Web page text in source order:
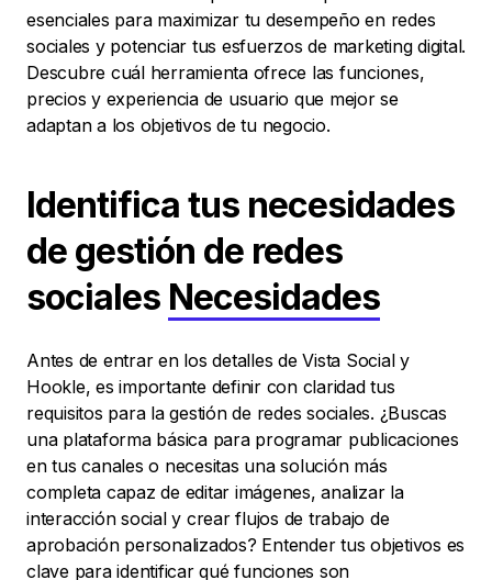
esenciales para maximizar tu desempeño en redes
sociales y potenciar tus esfuerzos de marketing digital.
Descubre cuál herramienta ofrece las funciones,
precios y experiencia de usuario que mejor se
adaptan a los objetivos de tu negocio.
Identifica tus necesidades
de gestión de redes
sociales Necesidades
Antes de entrar en los detalles de Vista Social y
Hookle, es importante definir con claridad tus
requisitos para la gestión de redes sociales. ¿Buscas
una plataforma básica para programar publicaciones
en tus canales o necesitas una solución más
completa capaz de editar imágenes, analizar la
interacción social y crear flujos de trabajo de
aprobación personalizados? Entender tus objetivos es
clave para identificar qué funciones son